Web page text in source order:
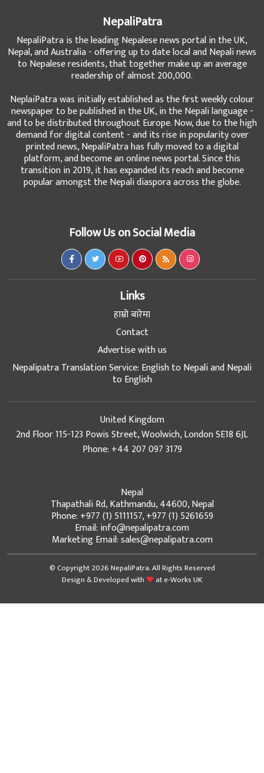
NepaliPatra
NepaliPatra is the leading Nepalese news portal in the UK,
Nepal, and Australia - offering up to date local and Nepali news
to Nepalese residents, that together make up an average
readership of almost 200,000.
NeplaiPatra was initially established as the first weekly colour
newspaper to be published in the UK, in the Nepali language -
and to be distributed throughout Europe. Now, due to the high
demand for digital content - and its rise in popularity over
printed news, NepaliPatra has fully moved to a digital
platform, and become an online news portal. Since this
transition in 2019, it has expanded its reach and become
popular amongst the Nepali diaspora across the globe.
Follow Us on Social Media
Links
हाम्रो बारेमा
Contact
Advertise with us
Nepalipatra Translation Service: English to Nepali and Nepali
to English
United Kingdom
2nd Floor 115-123 Powis Street, Woolwich, London SE18 6JL
Phone: +44 207 097 3179
Nepal
Thapathali Rd, Kathmandu, 44600, Nepal
Phone: +977 (1) 5111157, +977 (1) 5261659
Email: info@nepalipatra.com
Marketing Email: sales@nepalipatra.com
© Copyright 2026 NepaliPatra. All Rights Reserved
Design & Developed with
ate-Works UK